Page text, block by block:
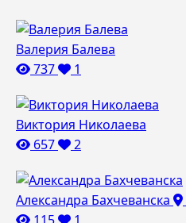
Валерия Балева
737
1
Виктория Николаева
657
2
Александра Бахчеванска